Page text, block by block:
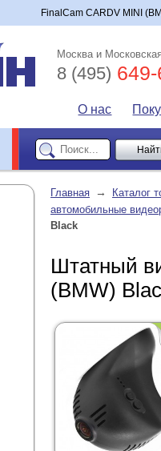
FinalCam CARDV MINI
Москва и
8 (495)
О нас
Главная →
Каталог
автомобильные
Black
Штатный
(BMW)